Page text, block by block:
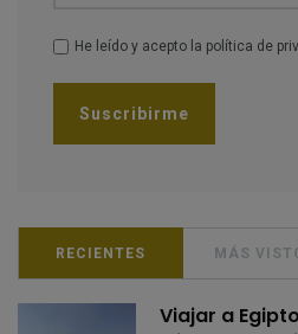
He leído y acepto la política de
RECIENTES MÁS
Viajar a